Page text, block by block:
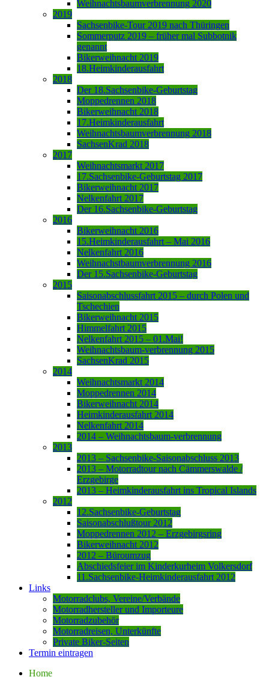
Weihnachtsbaumverbrennung 2020
2019
Sachsenbike-Tour 2019 nach Thüringen
Sommerputz 2019 – früher mal Subbotnik
genannt
Bikerweihnacht 2019
18.Heimkinderausfahrt
2018
Der 18.Sachsenbike-Geburtstag
Moppedrennen 2018
Bikerweihnacht 2018
17.Heimkinderausfahrt
Weihnachtsbaumverbrennung 2018
SachsenKrad 2018
2017
Weihnachtsmarkt 2017
17.Sachsenbike-Geburtstag 2017
Bikerweihnacht 2017
Nelkenfahrt 2017
Der 16.Sachsenbike-Geburtstag
2016
Bikerweihnacht 2016
15.Heimkinderausfahrt – Mai 2016
Nelkenfahrt 2016
Weihnachstbaumverbrennung 2016
Der 15.Sachsenbike-Geburtstag
2015
Saisonabschlussfahrt 2015 – durch Polen und
Tschechien
Bikerweihnacht 2015
Himmelfahrt 2015
Nelkenfahrt 2015 – 01.Mai!
Weihnachtsbaum-verbrennung 2015
SachsenKrad 2015
2014
Weihnachtsmarkt 2014
Moppedrennen 2014
Bikerweihnacht 2014
Heimkinderausfahrt 2014
Nelkenfahrt 2014
2014 – Weihnachtsbaum-verbrennung
2013
2013 – Sachsenbike-Saisonabschluss 2013
2013 – Motorradtour nach Cämmerswalde /
Erzgebirge
2013 – Heimkinderausfahrt ins Tropical Islands
2012
12.Sachsenbike-Geburtstag
Saisonabschlußtour 2012
Moppedrennen 2012 – Erzgebirgsring
Bikerweihnacht 2012
2012 – Büroumzug
Abschiedsfeier im Kinderkurheim Volkersdorf
11.Sachsenbike-Heimkinderausfahrt 2012
Links
Motorradclubs, Vereine/Verbände
Motorradhersteller und Importeure
Motorradzubehör
Motorradreisen, Unterkünfte
Private Biker-Seiten
Termin eintragen
Home